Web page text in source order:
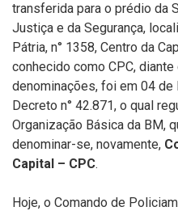
transferida para o prédio da
Justiça e da Segurança,
Pátria, n° 1358, Centro da
conhecido como CPC,
denominações, foi em 04 de
Decreto n° 42.871, o qual
Organização Básica da BM,
denominar-se, novamente,
Capital – CPC.
Hoje, o Comando de